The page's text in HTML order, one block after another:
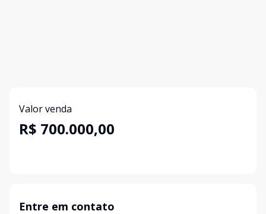
Valor venda
R$ 700.000,00
Entre em contato